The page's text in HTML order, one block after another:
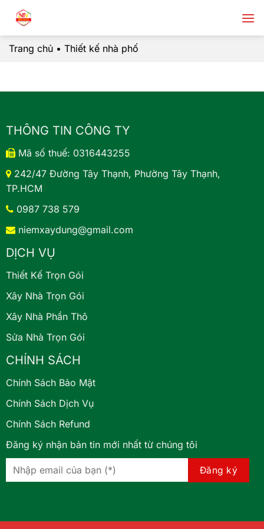
Chuyển
nội
dung
Trang chủ • Thiết kế nhà phố
THÔNG TIN CÔNG TY
Mã số thuế: 0316443255
242/47 Đường Tây Thạnh, Phường Tây Thạnh,
TP.HCM
0987 738 579
niemxaydung@gmail.com
DỊCH VỤ
Thiết Kế Trọn Gói
Xây Nhà Trọn Gói
Xây Nhà Phần Thô
Sửa Nhà Trọn Gói
CHÍNH SÁCH
Chính Sách Bảo Mật
Chính Sách Dịch Vụ
Chính Sách Refund
Đăng ký nhận bản tin mới nhất từ chúng tôi